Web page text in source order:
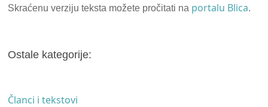
Skraćenu verziju teksta možete pročitati na portalu Blica.
Ostale kategorije:
Članci i tekstovi